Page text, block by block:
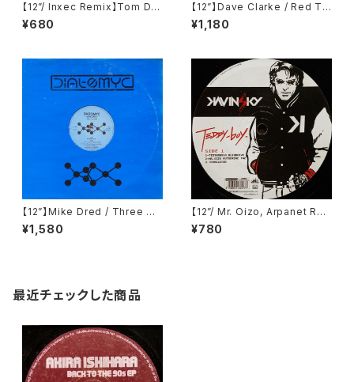
【12”/ Inxec Remix】Tom Da
zing / Flabbergasted EP (T
oys For Boys Records) (TF
¥680
【12”】Dave Clarke / Red Th
ree (Deconstruction) (743
21 306991)
¥1,180
【12”】Mike Dred / Three Qu
arks (Diatomyc) (DT 009)
¥1,580
【12”/ Mr. Oizo, Arpanet Re
mix】Kavinsky / Teddy Boy
EP (Record Makers) (REC 2
¥780
最近チェックした商品